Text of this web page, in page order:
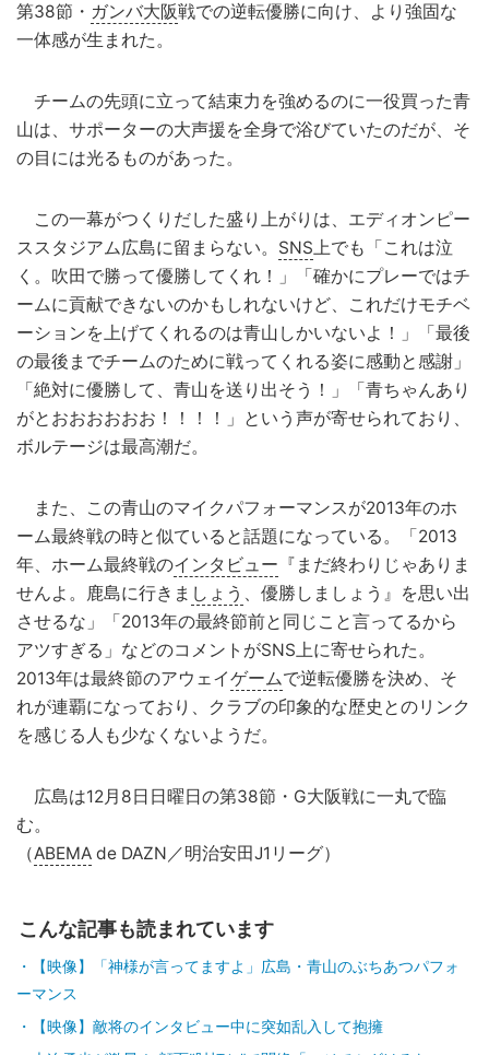
第38節・ ガンバ大阪戦での逆転優勝に向け、より強固な
一体感が生まれた。
チームの先頭に立って結束力を強めるのに一役買った青
山は、サポーターの大声援を全身で浴びていたのだが、そ
の目には光るものがあった。
この一幕がつくりだした盛り上がりは、エディオンピー
ススタジアム広島に留まらない。 SNS上でも「これは泣
く。吹田で勝って優勝してくれ！」「確かにプレーではチ
ームに貢献できないのかもしれないけど、これだけモチベ
ーションを上げてくれるのは青山しかいないよ！」「最後
の最後までチームのために戦ってくれる姿に感動と感謝」
「絶対に優勝して、青山を送り出そう！」「青ちゃんあり
がとおおおおおお！！！！」という声が寄せられており、
ボルテージは最高潮だ。
また、この青山のマイクパフォーマンスが2013年のホ
ーム最終戦の時と似ていると話題になっている。「2013
年、ホーム最終戦のインタビュー 『まだ終わりじゃありま
せんよ。鹿島に行きま しょう 、優勝しましょう』を思い出
させるな」「2013年の最終節前と同じこと言ってるから
アツすぎる」などのコメントがSNS上に寄せられた。
2013年は最終節のアウェイゲームで逆転優勝を決め、そ
れが連覇になっており、クラブの印象的な歴史とのリンク
を感じる人も少なくないようだ。
広島は12月8日日曜日の第38節・G大阪戦に一丸で臨
む。
（ABEMA de DAZN／明治安田J1リーグ）
こんな記事も読まれています
【映像】「神様が言ってますよ」広島・青山のぶちあつパフォ
ーマンス
【映像】敵将のインタビュー中に突如乱入して抱擁